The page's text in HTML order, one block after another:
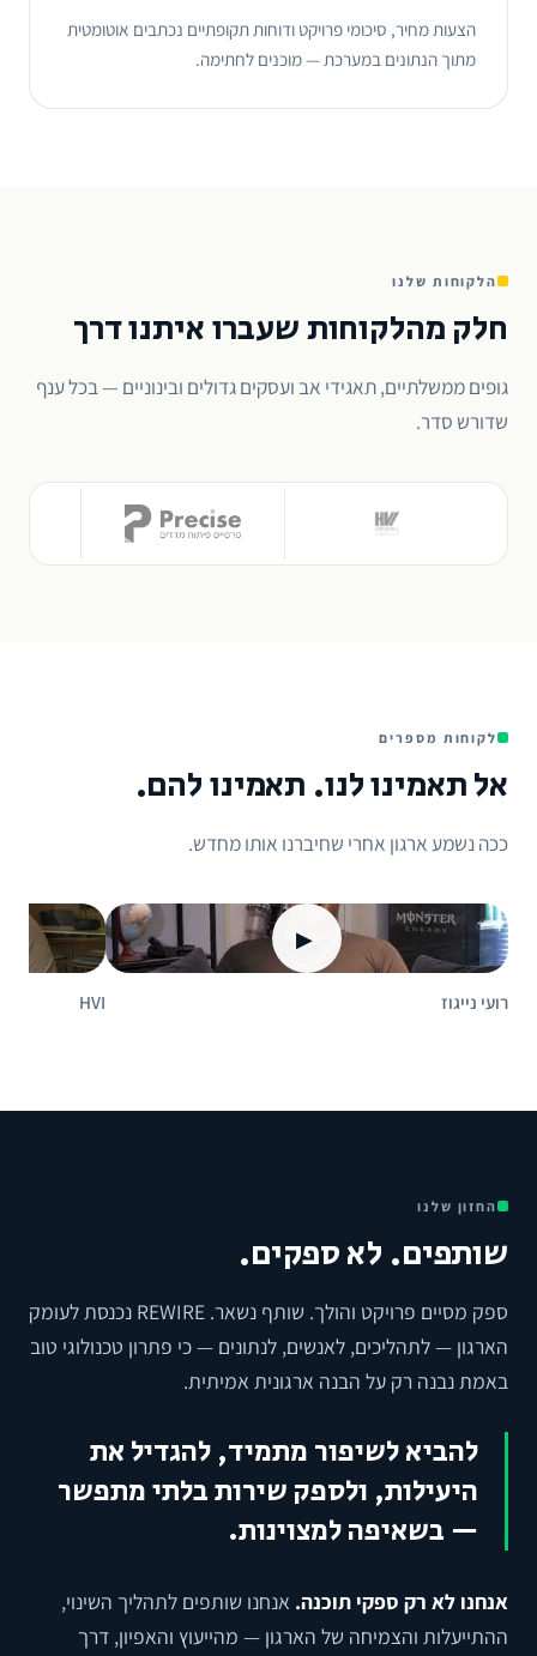
הצעות מחיר, סיכומי פרויקט ודוחות תקופתיים נכתבים אוטומטית
מתוך הנתונים במערכת — מוכנים לחתימה.
הלקוחות שלנו
חלק מהלקוחות שעברו איתנו דרך
גופים ממשלתיים, תאגידי אב ועסקים גדולים ובינוניים — בכל ענף
שדורש סדר.
לקוחות מספרים
אל תאמינו לנו. תאמינו להם.
ככה נשמע ארגון אחרי שחיברנו אותו מחדש.
▶
רועי נייגוז HVI
החזון שלנו
שותפים. לא ספקים.
ספק מסיים פרויקט והולך. שותף נשאר. REWIRE נכנסת לעומק
הארגון — לתהליכים, לאנשים, לנתונים — כי פתרון טכנולוגי טוב
באמת נבנה רק על הבנה ארגונית אמיתית.
להביא לשיפור מתמיד, להגדיל את
היעילות, ולספק שירות בלתי מתפשר
— בשאיפה למצוינות.
אנחנו לא רק ספקי תוכנה. אנחנו שותפים לתהליך השינוי,
ההתייעלות והצמיחה של הארגון — מהייעוץ והאפיון, דרך